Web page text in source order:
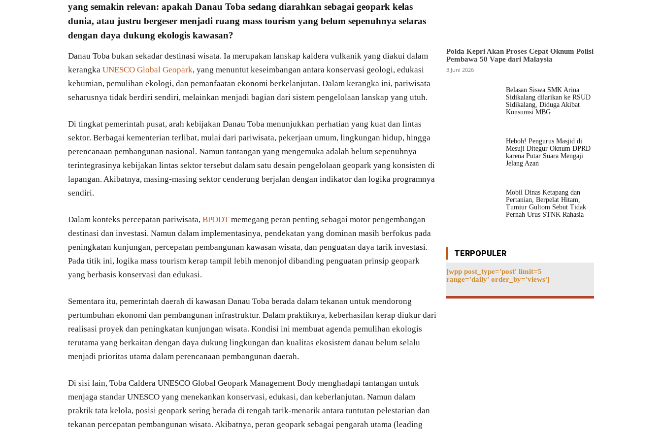
yang semakin relevan: apakah Danau Toba sedang diarahkan sebagai geopark kelas
dunia, atau justru bergeser menjadi ruang mass tourism yang belum sepenuhnya selaras
dengan daya dukung ekologis kawasan?
Danau Toba bukan sekadar destinasi wisata. Ia merupakan lanskap kaldera vulkanik yang diakui dalam
kerangka UNESCO Global Geopark, yang menuntut keseimbangan antara konservasi geologi, edukasi
kebumian, pemulihan ekologi, dan pemanfaatan ekonomi berkelanjutan. Dalam kerangka ini, pariwisata
seharusnya tidak berdiri sendiri, melainkan menjadi bagian dari sistem pengelolaan lanskap yang utuh.
Di tingkat pemerintah pusat, arah kebijakan Danau Toba menunjukkan perhatian yang kuat dan lintas
sektor. Berbagai kementerian terlibat, mulai dari pariwisata, pekerjaan umum, lingkungan hidup, hingga
perencanaan pembangunan nasional. Namun tantangan yang mengemuka adalah belum sepenuhnya
terintegrasinya kebijakan lintas sektor tersebut dalam satu desain pengelolaan geopark yang konsisten di
lapangan. Akibatnya, masing-masing sektor cenderung berjalan dengan indikator dan logika programnya
sendiri.
Dalam konteks percepatan pariwisata, BPODTmemegang peran penting sebagai motor pengembangan
destinasi dan investasi. Namun dalam implementasinya, pendekatan yang dominan masih berfokus pada
peningkatan kunjungan, percepatan pembangunan kawasan wisata, dan penguatan daya tarik investasi.
Pada titik ini, logika mass tourism kerap tampil lebih menonjol dibanding penguatan prinsip geopark
yang berbasis konservasi dan edukasi.
Sementara itu, pemerintah daerah di kawasan Danau Toba berada dalam tekanan untuk mendorong
pertumbuhan ekonomi dan pembangunan infrastruktur. Dalam praktiknya, keberhasilan kerap diukur dari
realisasi proyek dan peningkatan kunjungan wisata. Kondisi ini membuat agenda pemulihan ekologis
terutama yang berkaitan dengan daya dukung lingkungan dan kualitas ekosistem danau belum selalu
menjadi prioritas utama dalam perencanaan pembangunan daerah.
Di sisi lain, Toba Caldera UNESCO Global Geopark Management Body menghadapi tantangan untuk
menjaga standar UNESCO yang menekankan konservasi, edukasi, dan keberlanjutan. Namun dalam
praktik tata kelola, posisi geopark sering berada di tengah tarik-menarik antara tuntutan pelestarian dan
tekanan percepatan pembangunan wisata. Akibatnya, peran geopark sebagai pengarah utama (leading
Polda Kepri Akan Proses Cepat Oknum Polisi
Pembawa 50 Vape dari Malaysia
3 Juni 2026
Belasan Siswa SMK Arina
Sidikalang dilarikan ke RSUD
Sidikalang, Diduga Akibat
Konsumsi MBG
Heboh! Pengurus Masjid di
Mesuji Ditegur Oknum DPRD
karena Putar Suara Mengaji
Jelang Azan
Mobil Dinas Ketapang dan
Pertanian, Berpelat Hitam,
Tumiur Gultom Sebut Tidak
Pernah Urus STNK Rahasia
TERPOPULER
[wpp post_type='post' limit=5
range='daily' order_by='views']